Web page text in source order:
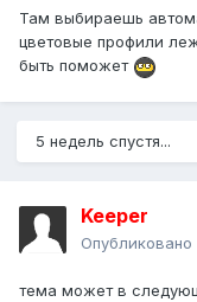
Там выбираешь
цветовые профили
быть поможет
5 недель спустя...
Keeper
Опубликовано
тема может в